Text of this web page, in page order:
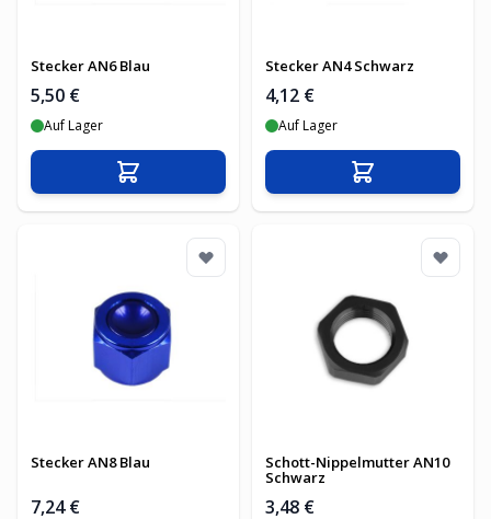
Stecker AN6 Blau
5,50 €
Auf Lager
In den Warenkorb
Stecker AN4 Schwarz
4,12 €
Auf Lager
In den
Stecker AN8 Blau
7,24 €
Schott-Nippelmutter AN10
Schwarz
3,48 €